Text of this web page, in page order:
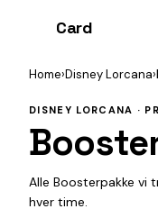
Card
Home›Disney Lorcana›
DISNEY LORCANA ·
Alle Boosterpakke vi
hver time.